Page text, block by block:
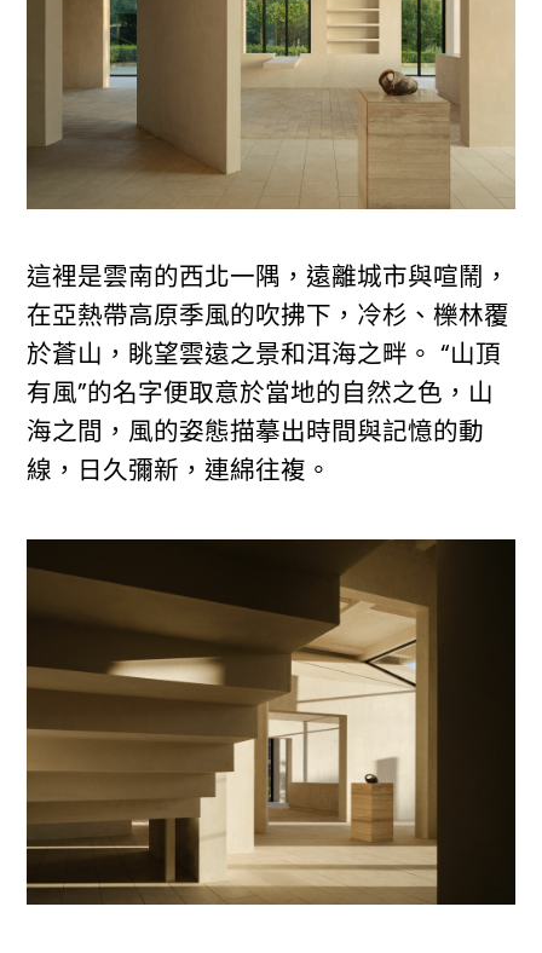
這裡是雲南的西北一隅，遠離城市與喧鬧，
在亞熱帶高原季風的吹拂下，冷杉、櫟林覆
於蒼山，眺望雲遠之景和洱海之畔。 “山頂
有風”的名字便取意於當地的自然之色，山
海之間，風的姿態描摹出時間與記憶的動
線，日久彌新，連綿往複。